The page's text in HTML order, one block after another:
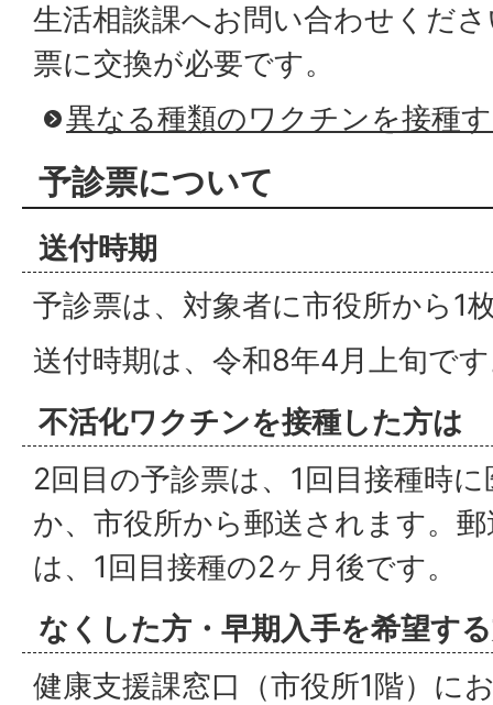
生活相談課へお問い合わせくだ
票に交換が必要です。
異なる種類のワクチンを接種
予診票について
送付時期
予診票は、対象者に市役所から1
送付時期は、令和8年4月上旬で
不活化ワクチンを接種した方は
2回目の予診票は、1回目接種時
か、市役所から郵送されます。
は、1回目接種の2ヶ月後です。
なくした方・早期入手を希望す
健康支援課窓口（市役所1階）に